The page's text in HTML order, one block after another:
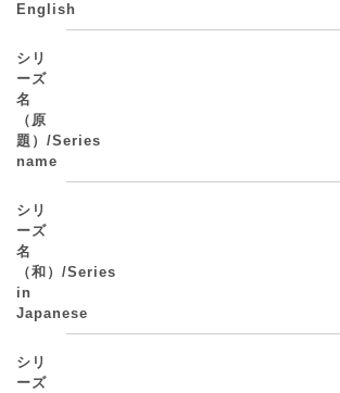
English
シリ
ーズ
名
（原
題）/Series
name
シリ
ーズ
名
（和）/Series
in
Japanese
シリ
ーズ